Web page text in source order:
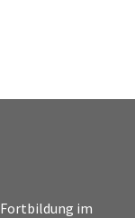
Fortbildung im